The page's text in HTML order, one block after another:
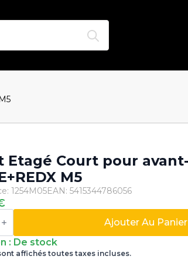
Etagé Court pour
M5
1254M05EAN: 5415344786056
Ajouter Au Panier
: De stock
affichés toutes taxes incluses.